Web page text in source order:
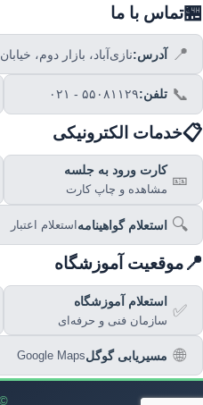
🏪تماس با ما
📍 آدرس:نازی‌آباد، بازار دوم،
📞 تلفن:۰۲۱ - ۵۵۰۸۱۱۲۹
📋خدمات الکترونیکی
🎫 کارت ورود به جلسه
مشاهده و چاپ کارت
🔍 استعلام گواهینامه استعلام اعتبار
📍موقعیت آموزشگاه
✅ استعلام آموزشگاه
سازمان فنی و حرفه‌ای
🌐 مسیریابی گوگلGoogle Maps
©